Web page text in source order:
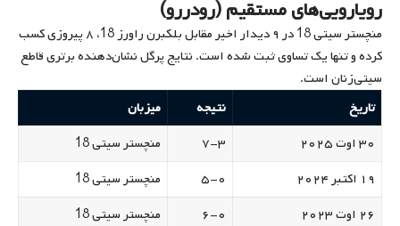
رویارویی‌های مستقیم (رودررو)
منچستر سیتی 18 در ۹ دیدار اخیر مقابل بلکبرن راورز 18، ۸ پیروزی کسب
کرده و تنها یک تساوی ثبت شده است. نتایج پرگل نشان‌دهنده برتری قاطع
سیتی‌زنان است.
تاریخ
نتیجه
میزبان
۳۰ اوت ۲۰۲۵
۷-۳
منچستر سیتی 18
۱۹ اکتبر ۲۰۲۴
۵-۰
منچستر سیتی 18
۲۶ اوت ۲۰۲۳
۶-۰
منچستر سیتی 18